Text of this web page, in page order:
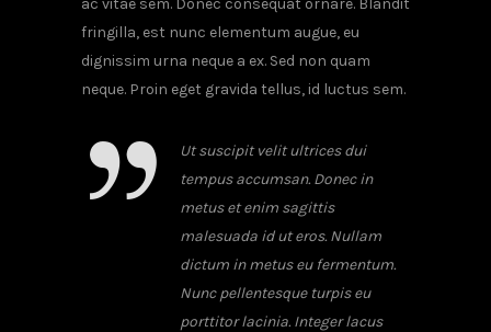
fringilla, est nunc elementum augue, eu
dignissim urna neque a ex. Sed non quam
neque. Proin eget gravida tellus, id luctus sem.
Ut suscipit velit ultrices dui
tempus accumsan. Donec in
metus et enim sagittis
malesuada id ut eros. Nullam
dictum in metus eu fermentum.
Nunc pellentesque turpis eu
porttitor lacinia. Integer lacus